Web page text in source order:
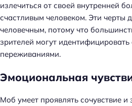
излечиться от своей внутренней
счастливым человеком. Эти черты
человечным, потому что
зрителей могут
переживаниями.
Эмоциональная
Моб умеет проявлять сочувствие и